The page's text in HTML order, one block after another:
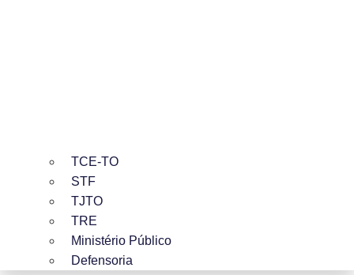
TCE-TO
STF
TJTO
TRE
Ministério Público
Defensoria